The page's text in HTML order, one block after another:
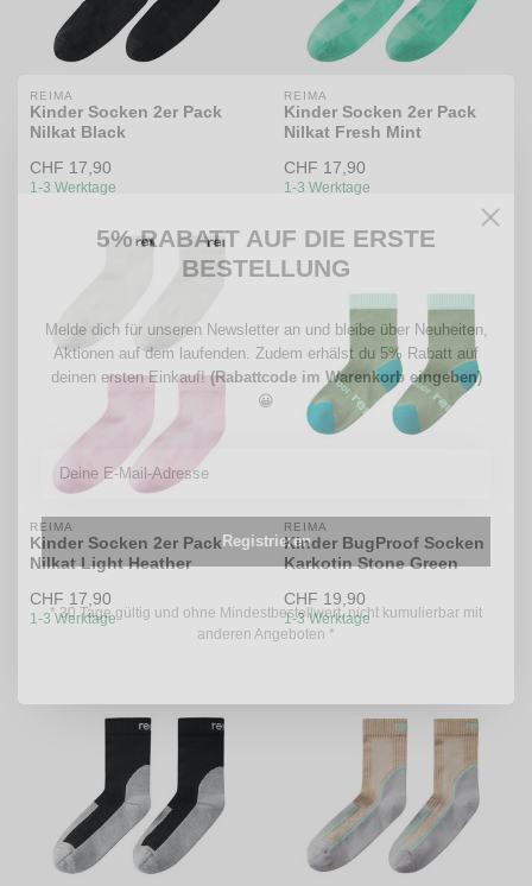
REIMA
Kinder Socken 2er Pack
Nilkat Black
CHF 17,90
1-3 Werktage
REIMA
Kinder Socken 2er Pack
Nilkat Fresh Mint
CHF 17,90
1-3 Werktage
REIMA
Kinder Socken 2er Pack
Nilkat Light Heather
CHF 17,90
1-3 Werktage
REIMA
Kinder BugProof Socken
Karkotin Stone Green
CHF 19,90
1-3 Werktage
5% RABATT AUF DIE ERSTE
BESTELLUNG
Melde dich für unseren Newsletter an und bleibe über Neuheiten,
Aktionen auf dem laufenden. Zudem erhälst du 5% Rabatt auf
deinen ersten Einkauf!(Rabattcode im Warenkorb eingeben)
😀
Registrieren
* 30 Tage gültig und ohne Mindestbestellwert, nicht kumulierbar mit
anderen Angeboten *